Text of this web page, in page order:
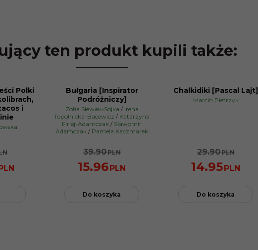
ten produkt kupili także:
Polki
i
PROMOCJA
Bułgaria [Inspirator
Podróżniczy]
Zofia Siewak-Sojka / Irena
Topolnicka-Bacewicz / Katarzyna
Firlej-Adamczak / Sławomir
Adamczak / Pamela Kaczmarek
39.90PLN
15.96PLN
Do koszyka
Chalkidiki [Pascal Lajt]
Marcin Pietrzyk
29.90PLN
14.95PLN
Do koszyka